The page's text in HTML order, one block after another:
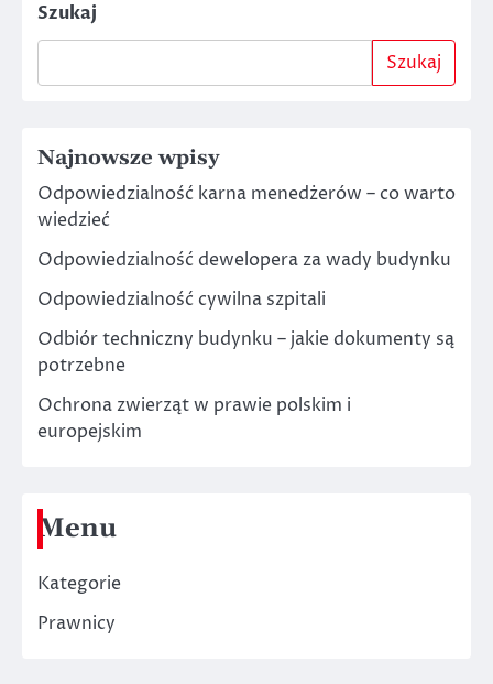
Szukaj
Szukaj
Najnowsze wpisy
Odpowiedzialność karna menedżerów – co warto
wiedzieć
Odpowiedzialność dewelopera za wady budynku
Odpowiedzialność cywilna szpitali
Odbiór techniczny budynku – jakie dokumenty są
potrzebne
Ochrona zwierząt w prawie polskim i
europejskim
Menu
Kategorie
Prawnicy